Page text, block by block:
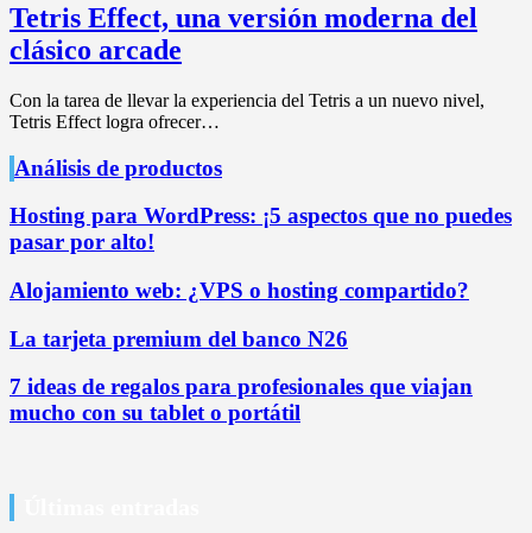
Tetris Effect, una versión moderna del
clásico arcade
Con la tarea de llevar la experiencia del Tetris a un nuevo nivel,
Tetris Effect logra ofrecer…
Análisis de productos
Hosting para WordPress: ¡5 aspectos que no puedes
pasar por alto!
Alojamiento web: ¿VPS o hosting compartido?
La tarjeta premium del banco N26
7 ideas de regalos para profesionales que viajan
mucho con su tablet o portátil